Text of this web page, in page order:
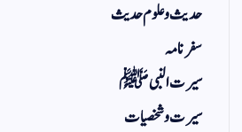
حدیث و علوم حدیث
سفر نامہ
سیرت النبی ﷺ
سیرت و شخصیات